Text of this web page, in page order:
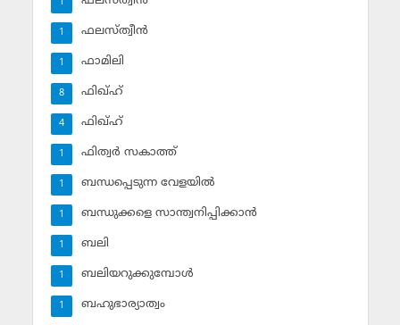
ഫലസ്ത്വീൻ
1
ഫാമിലി
1
ഫിഖ്ഹ്
8
ഫിഖ്ഹ്‌
4
ഫിത്വര്‍ സകാത്ത്‌
1
ബന്ധപ്പെടുന്ന വേളയില്‍
1
ബന്ധുക്കളെ സാന്ത്വനിപ്പിക്കാന്‍
1
ബലി
1
ബലിയറുക്കുമ്പോള്‍
1
ബഹുഭാര്യാത്വം
1